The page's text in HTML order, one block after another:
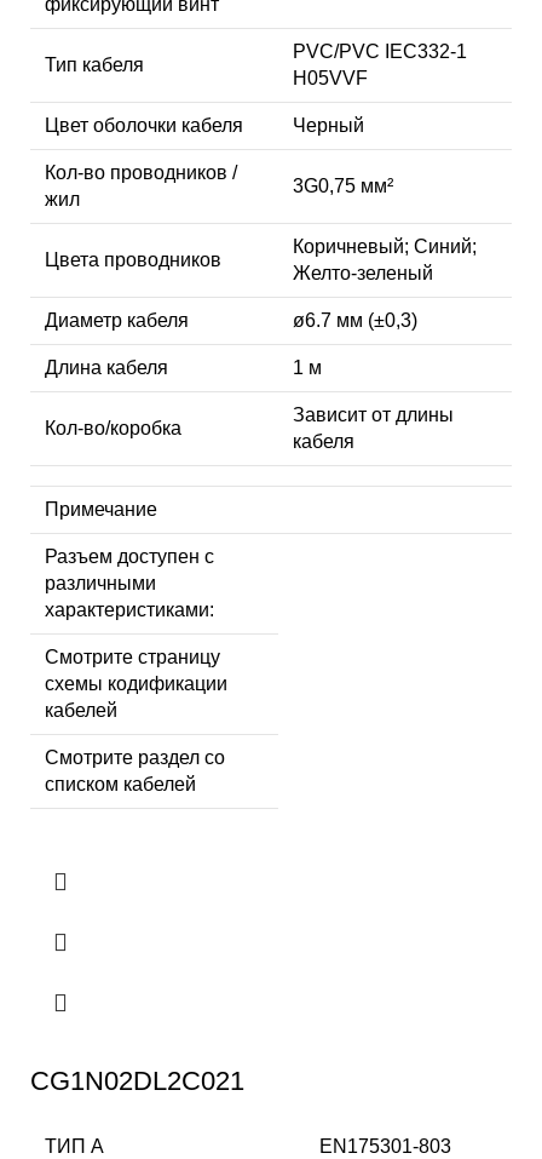
Тип кабеля
PVC/PVC IEC332-1
H05VVF
Цвет оболочки кабеля Черный
Кол-во проводников /
жил
3G0,75 мм²
Цвета проводников
Коричневый; Синий;
Желто-зеленый
Диаметр кабеля ø6.7 мм (±0,3)
Длина кабеля 1 м
Кол-во/коробка
Зависит от длины
кабеля
Примечание
Разъем доступен с
различными
характеристиками:
Смотрите страницу
схемы кодификации
кабелей
Смотрите раздел со
списком кабелей
CG1N02DL2C021
ТИП А EN175301-803